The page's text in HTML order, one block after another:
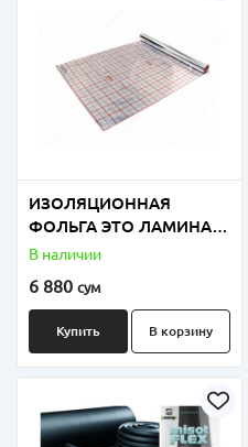
ИЗОЛЯЦИОННАЯ
ФОЛЬГА ЭТО ЛАМИНАТ
ПОЛИЭТИЛЕНОВОЙ И
ФОЛЬГИ
В наличии
6 880 сум
Купить В корзину